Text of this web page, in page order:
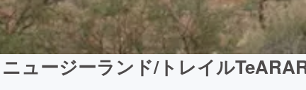
ニュージーランド/トレイル